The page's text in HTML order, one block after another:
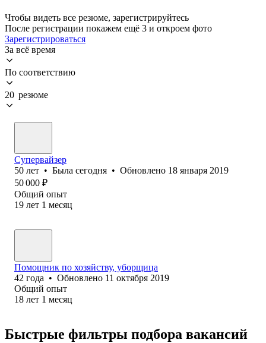
Чтобы видеть все резюме, зарегистрируйтесь
После регистрации покажем ещё 3 и откроем фото
Зарегистрироваться
За всё время
По соответствию
20 резюме
Супервайзер
50 лет • Была сегодня • Обновлено 18 января 2019
50 000 ₽
Общий опыт
19 лет 1 месяц
Помощник по хозяйству, уборщица
42 года • Обновлено 11 октября 2019
Общий опыт
18 лет 1 месяц
Быстрые фильтры подбора вакансий